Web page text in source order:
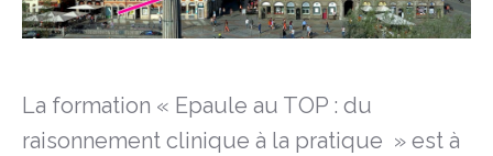
La formation « Epaule au TOP : du
raisonnement clinique à la pratique » est à